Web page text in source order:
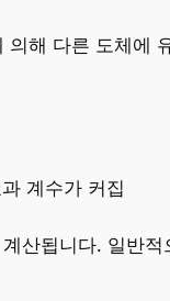
해 다른 도체에
계수가 커집
산됩니다. 일반